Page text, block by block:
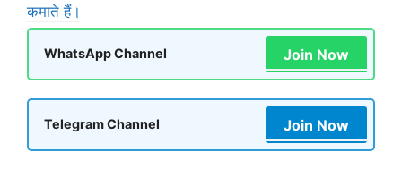
कमाते हैं।
WhatsApp Channel Join Now
Telegram Channel Join Now